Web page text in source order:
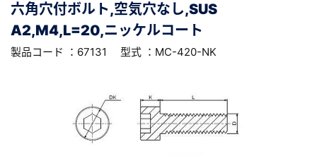
六角穴付ボルト,空気穴なし,SUS
A2,M4,L=20,ニッケルコート
製品コード ：67131 型式 ：MC-420-NK
六角穴付ボルト,空気穴なし,SUS
A2,M4,L=20,ニッケルコート
型式 ：MC-420-NK 製品コード ：67131
会社・学校・研究機関名 必須
会員登録がお済みでない方
会員登録をすれば、便利な機能がご利用いただけ